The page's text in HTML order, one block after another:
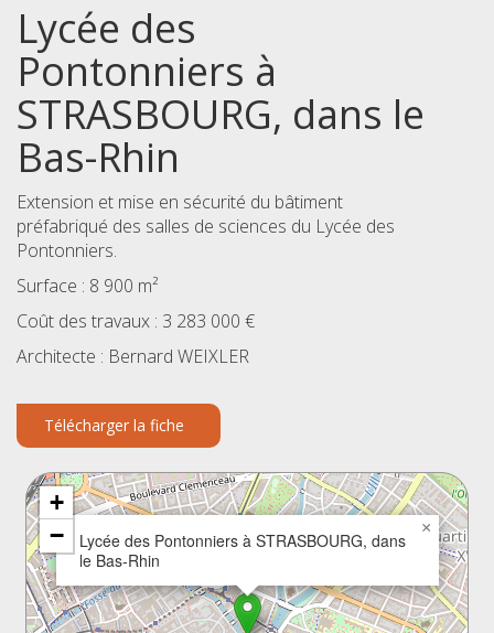
Lycée des
Pontonniers à
STRASBOURG, dans le
Bas-Rhin
Extension et mise en sécurité du bâtiment
préfabriqué des salles de sciences du Lycée des
Pontonniers.
Surface : 8 900 m²
Coût des travaux : 3 283 000 €
Architecte : Bernard WEIXLER
Télécharger la fiche
Lycée des Pontonniers à STRASBOURG, dans
le Bas-Rhin
×
+
−